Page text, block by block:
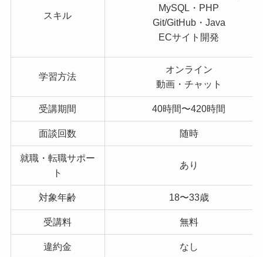
スキル
MySQL・PHP
Git/GitHub・Java
ECサイト開発
学習方法
オンライン
動画・チャット
受講期間 40時間〜420時間
面談回数 随時
就職・転職サポー
ト
あり
対象年齢 18〜33歳
受講料 無料
違約金 なし